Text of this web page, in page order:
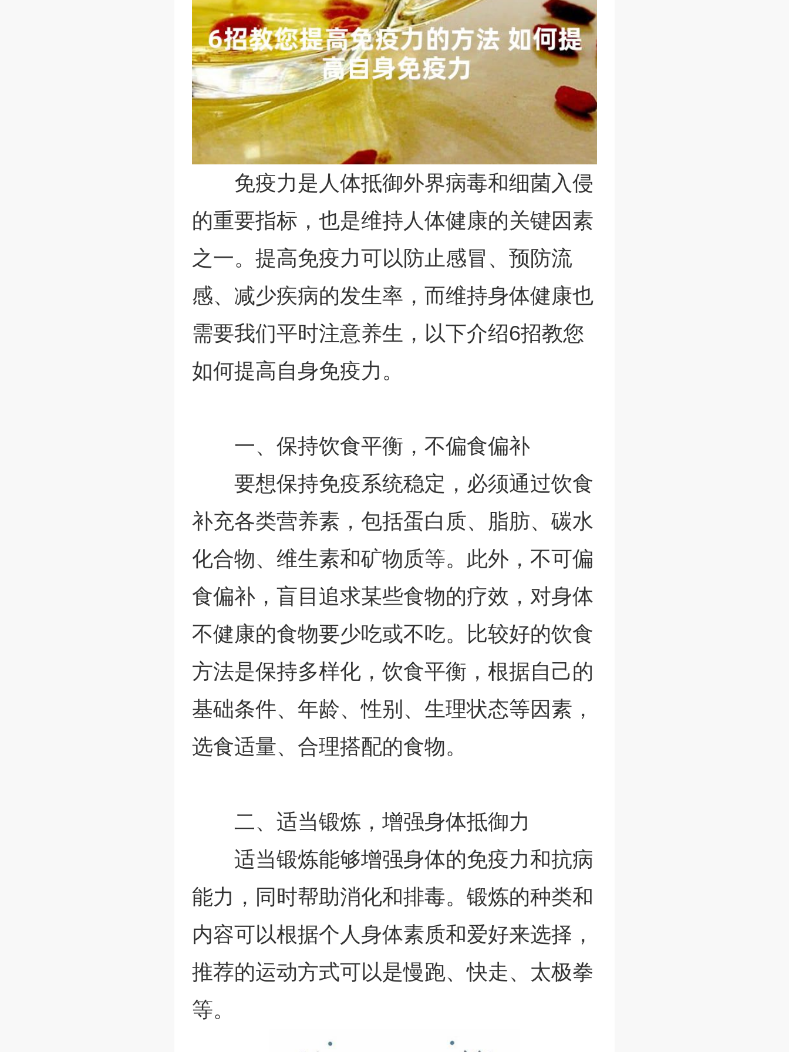
免疫力是人体抵御外界病毒和细菌入侵
的重要指标，也是维持人体健康的关键因素
之一。提高免疫力可以防止感冒、预防流
感、减少疾病的发生率，而维持身体健康也
需要我们平时注意养生，以下介绍6招教您
如何提高自身免疫力。
一、保持饮食平衡，不偏食偏补
要想保持免疫系统稳定，必须通过饮食
补充各类营养素，包括蛋白质、脂肪、碳水
化合物、维生素和矿物质等。此外，不可偏
食偏补，盲目追求某些食物的疗效，对身体
不健康的食物要少吃或不吃。比较好的饮食
方法是保持多样化，饮食平衡，根据自己的
基础条件、年龄、性别、生理状态等因素，
选食适量、合理搭配的食物。
二、适当锻炼，增强身体抵御力
适当锻炼能够增强身体的免疫力和抗病
能力，同时帮助消化和排毒。锻炼的种类和
内容可以根据个人身体素质和爱好来选择，
推荐的运动方式可以是慢跑、快走、太极拳
等。